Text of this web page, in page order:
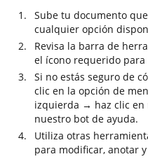
Sube tu documento
cualquier opción
Revisa la barra de
el ícono requerido para
Si no estás seguro de
clic en la opción de
izquierda → haz clic en
nuestro bot de ayuda.
Utiliza otras
para modificar, anotar